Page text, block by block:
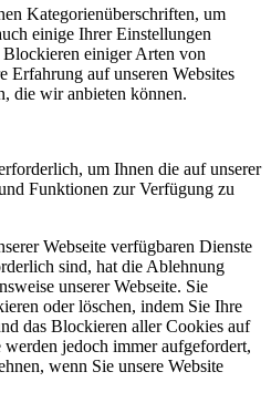
Kategorienüberschriften, um
einige Ihrer Einstellungen
Blockieren einiger Arten von
auf unseren Websites
die wir anbieten können.
um Ihnen die auf unserer
Funktionen zur Verfügung zu
Webseite verfügbaren Dienste
sind, hat die Ablehnung
unserer Webseite. Sie
oder löschen, indem Sie Ihre
das Blockieren aller Cookies auf
jedoch immer aufgefordert,
wenn Sie unsere Website